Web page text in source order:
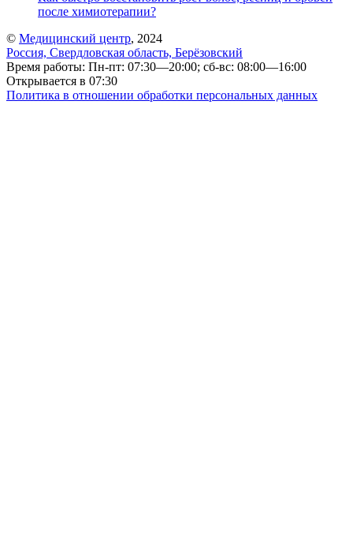
после химиотерапии?
© Медицинский центр, 2024
Россия, Свердловская область, Берёзовский
Время работы: Пн-пт: 07:30—20:00; сб-вс: 08:00—16:00
Открывается в 07:30
Политика в отношении обработки персональных данных